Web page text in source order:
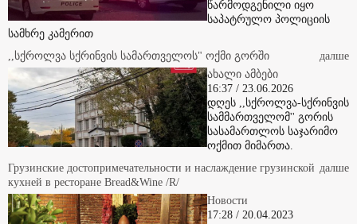
საპატრულო პოლიციის
სამხრე კამერით
,,სქროლვა სქრინვის სამართველოს" ოქმი გორში
ახალი ამბები
16:37 / 23.06.2026
დღეს ,,სქროლვა-სქრინვის
სამმართველომ'' გორის
სასამართლოს საჯარიმო
ოქმით მიმართა.
Грузинские достопримечательности и наслаждение грузинской
кухней в ресторане Bread&Wine /R/
17:28 / 20.04.2023
Грузия - это страна с богатой